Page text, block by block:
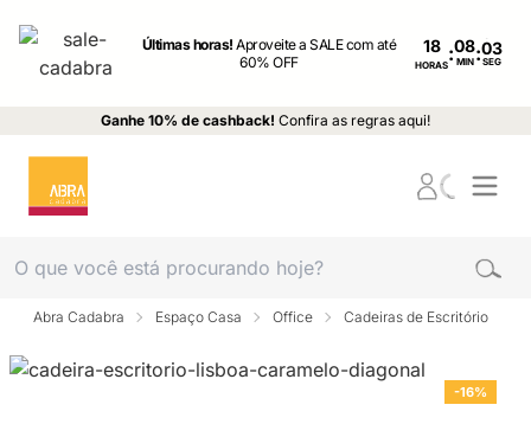
Últimas horas!Aproveite a SALE com até
60% OFF
18
HORAS: MIN : SEG
Ganhe 10% de cashback! Confira as regras aqui!
Abra Cadabra Espaço Casa Office Cadeiras de Escritório
-16%